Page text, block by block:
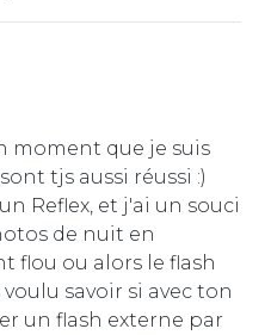
moment que je suis
tjs aussi réussi :)
Reflex, et j'ai un souci
de nuit en
flou ou alors le flash
savoir si avec ton
un flash externe par